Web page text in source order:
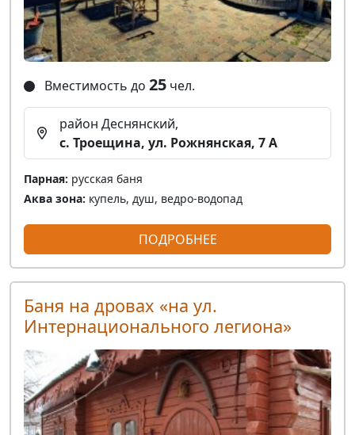
Вместимость до 25 чел.
район Деснянский,
с. Троещина, ул. Рожнянская, 7 A
Парная: русская баня
Аква зона: купель, душ, ведро-водопад
ПОДРОБНЕЕ
Баня на дровах «на ул.
Интернационального легиона»